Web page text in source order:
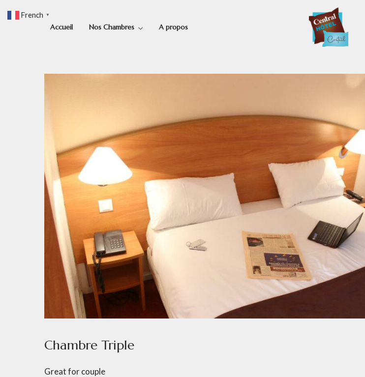
Accueil Nos Chambres A propos
Chambre Triple
Great for couple
French ▼